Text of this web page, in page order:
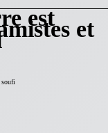
est et
soufi